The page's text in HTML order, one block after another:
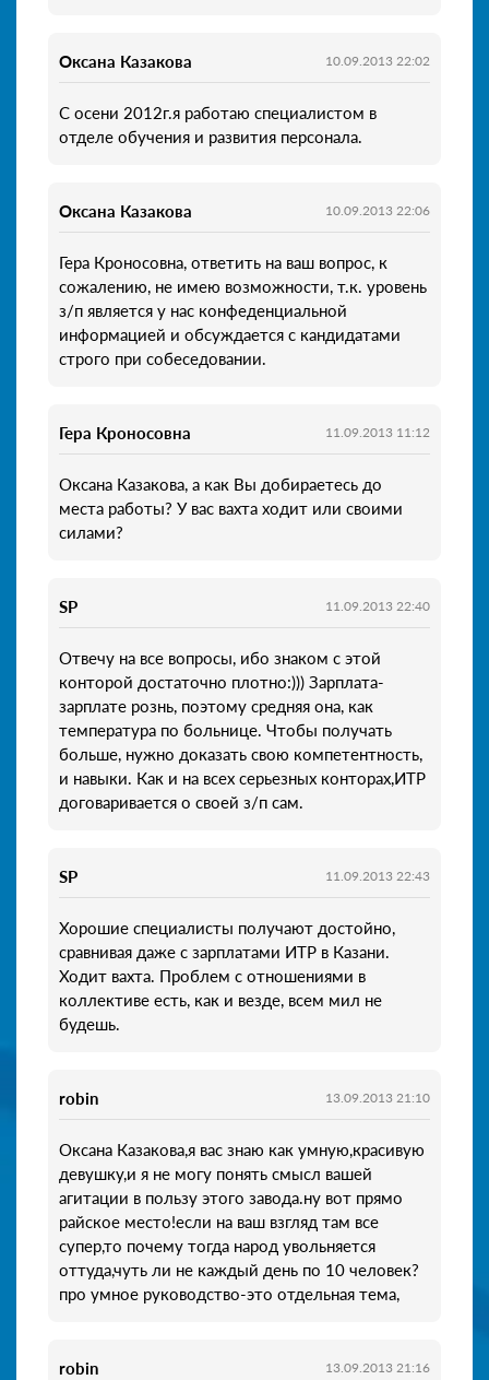
Оксана Казакова 10.09.2013 22:02
С осени 2012г.я работаю специалистом в
отделе обучения и развития персонала.
Оксана Казакова 10.09.2013 22:06
Гера Кроносовна, ответить на ваш вопрос, к
сожалению, не имею возможности, т.к. уровень
з/п является у нас конфеденциальной
информацией и обсуждается с кандидатами
строго при собеседовании.
Гера Кроносовна 11.09.2013 11:12
Оксана Казакова, а как Вы добираетесь до
места работы? У вас вахта ходит или своими
силами?
SP 11.09.2013 22:40
Отвечу на все вопросы, ибо знаком с этой
конторой достаточно плотно:))) Зарплата-
зарплате рознь, поэтому средняя она, как
температура по больнице. Чтобы получать
больше, нужно доказать свою компетентность,
и навыки. Как и на всех серьезных конторах,ИТР
договаривается о своей з/п сам.
SP 11.09.2013 22:43
Хорошие специалисты получают достойно,
сравнивая даже с зарплатами ИТР в Казани.
Ходит вахта. Проблем с отношениями в
коллективе есть, как и везде, всем мил не
будешь.
robin 13.09.2013 21:10
Оксана Казакова,я вас знаю как умную,красивую
девушку,и я не могу понять смысл вашей
агитации в пользу этого завода.ну вот прямо
райское место!если на ваш взгляд там все
супер,то почему тогда народ увольняется
оттуда,чуть ли не каждый день по 10 человек?
про умное руководство-это отдельная тема,
robin 13.09.2013 21:16